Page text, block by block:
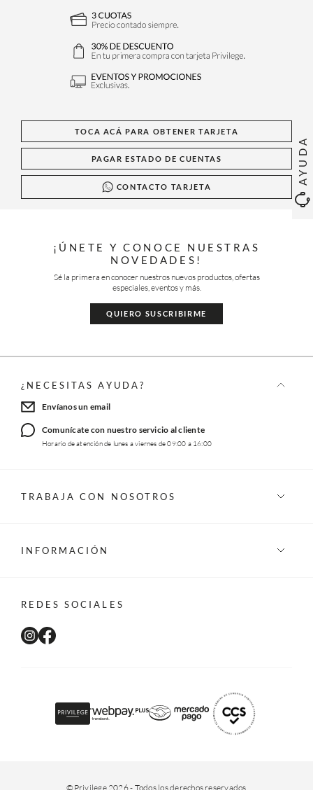
AYUDA
TOCA ACÁ PARA OBTENER TARJETA
PAGAR ESTADO DE CUENTAS
CONTACTO TARJETA
¡ÚNETE Y CONOCE NUESTRAS
NOVEDADES!
Sé la primera en conocer nuestros nuevos productos, ofertas
especiales, eventos y más.
QUIERO SUSCRIBIRME
¿NECESITAS AYUDA?
Envíanos un email
Comunícate con nuestro servicio al cliente
Horario de atención de lunes a viernes de 09:00 a 16:00
TRABAJA CON NOSOTROS
INFORMACIÓN
REDES SOCIALES
©Privilege 2026 - Todos los derechos reservados